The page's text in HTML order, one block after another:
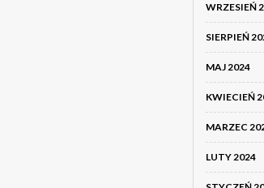
WRZESIEŃ
SIERPIEŃ
MAJ 2024
KWIECIEŃ
MARZEC
LUTY 2024